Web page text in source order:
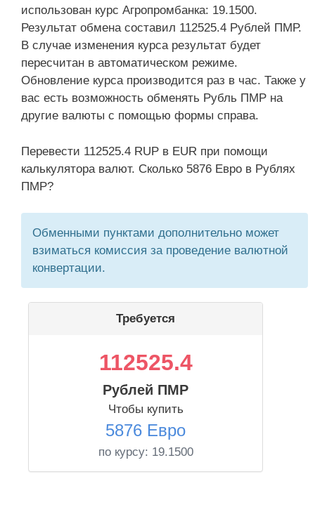
использован курс Агропромбанка: 19.1500.
Результат обмена составил 112525.4 Рублей ПМР.
В случае изменения курса результат будет
пересчитан в автоматическом режиме.
Обновление курса производится раз в час. Также у
вас есть возможность обменять Рубль ПМР на
другие валюты с помощью формы справа.
Перевести 112525.4 RUP в EUR при помощи
калькулятора валют. Сколько 5876 Евро в Рублях
ПМР?
Обменными пунктами дополнительно может
взиматься комиссия за проведение валютной
конвертации.
Требуется
112525.4
Рублей ПМР
Чтобы купить
5876 Евро
по курсу: 19.1500